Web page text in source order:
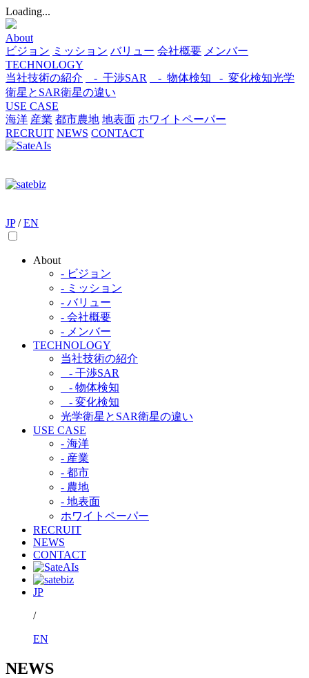
Loading...
About
ビジョン ミッション バリュー 会社概要 メンバー
TECHNOLOGY
当社技術の紹介
- 干渉SAR - 物体検知​ - 変化検知​光学
衛星とSAR衛星の違い
USE CASE
海洋 産業 都市​農地 地表面 ホワイトペーパー
RECRUIT NEWS CONTACT
JP / EN
About
- ビジョン
- ミッション
- バリュー
- 会社概要
- メンバー
TECHNOLOGY
当社技術の紹介​
- 干渉SAR​
- 物体検知​
- 変化検知​
光学衛星とSAR衛星の違い​
USE CASE
- 海洋
- 産業
- 都市​
- 農地
- 地表面
ホワイトペーパー
RECRUIT
NEWS
CONTACT
JP
/
EN
NEWS